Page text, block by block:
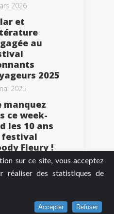
sur ce site, vous acceptez
réaliser des statistiques de
Accepter Refuser
2026
et
au
2025
2025
manquez
ce week-
les 10 ans
festival
Fleury !
2025